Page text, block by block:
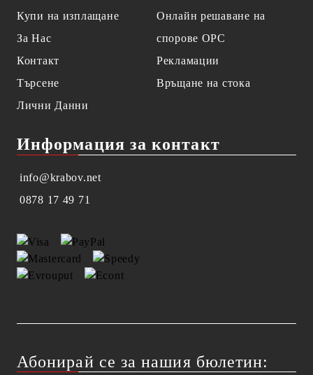
Купи на изплащане
За Нас
Контакт
Търсене
Лични Данни
Онлайн решаване на
спорове OPC
Рекламации
Връщане на стока
Информация за контакт
info@krabov.net
0878 17 49 71
Абонирай се за нашия бюлетин: